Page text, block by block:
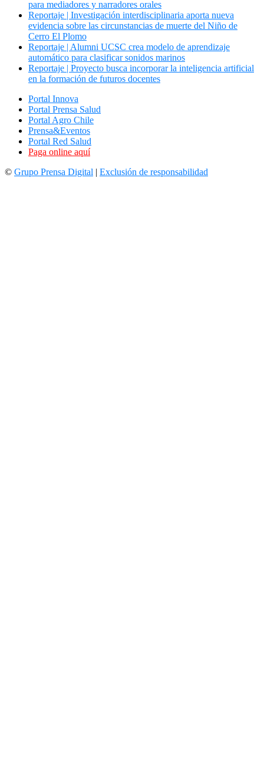
para mediadores y narradores orales
Reportaje | Investigación interdisciplinaria aporta nueva
evidencia sobre las circunstancias de muerte del Niño de
Cerro El Plomo
Reportaje | Alumni UCSC crea modelo de aprendizaje
automático para clasificar sonidos marinos
Reportaje | Proyecto busca incorporar la inteligencia artificial
en la formación de futuros docentes
Portal Innova
Portal Prensa Salud
Portal Agro Chile
Prensa&Eventos
Portal Red Salud
Paga online aquí
© Grupo Prensa Digital | Exclusión de responsabilidad